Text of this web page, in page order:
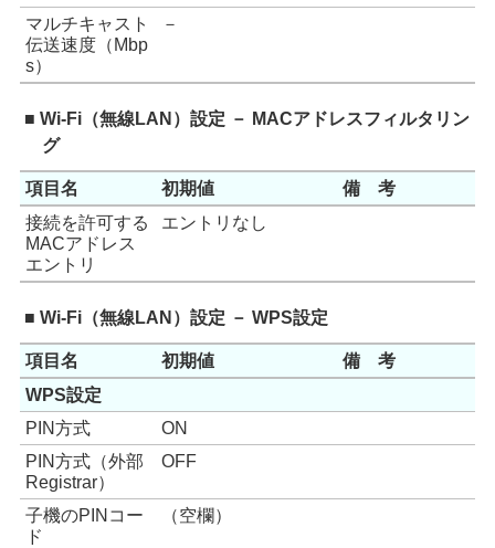
マルチキャスト
伝送速度（Mbp
s）
－
■ Wi-Fi（無線LAN）設定 － MACアドレスフィルタリン
グ
項目名 初期値
備 考
接続を許可する
MACアドレス
エントリ
エントリなし
■ Wi-Fi（無線LAN）設定 － WPS設定
項目名 初期値
備 考
WPS設定
PIN方式
ON
PIN方式（外部
Registrar）
OFF
子機のPINコー
ド
（空欄）